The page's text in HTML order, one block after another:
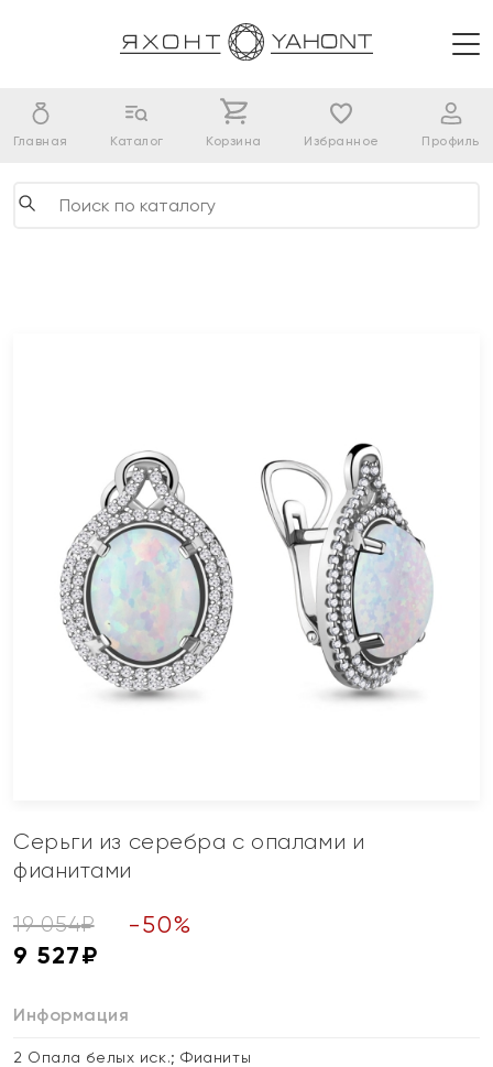
Главная Каталог Корзина Избранное Профиль
Серьги из серебра с опалами и
фианитами
19 054₽ -50%
9 527₽
Информация
2 Опала белых иск.; Фианиты